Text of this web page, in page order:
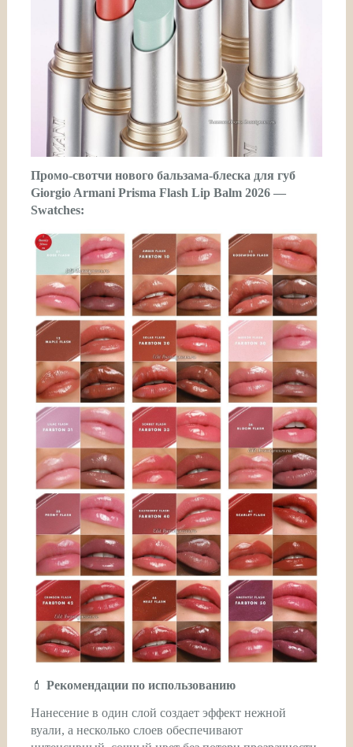
Промо-свотчи нового бальзама-блеска для губ
Giorgio Armani Prisma Flash Lip Balm 2026 —
Swatches:
💄 Рекомендации по использованию
Нанесение в один слой создает эффект нежной
вуали, а несколько слоев обеспечивают